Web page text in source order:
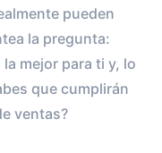
pueden
la pregunta:
mejor para ti y, lo
que cumplirán
ventas?